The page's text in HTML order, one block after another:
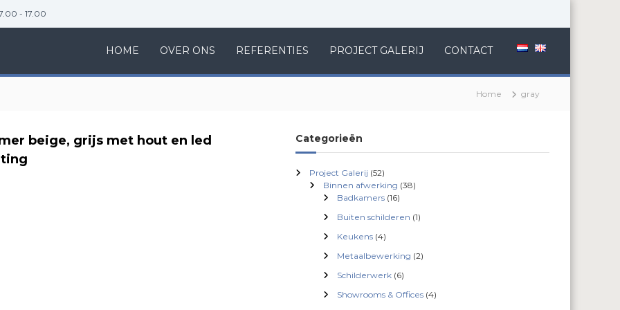
- 17.00
HOME OVER ONS REFERENTIES PROJECT GALERIJ CONTACT
Home gray
beige, grijs met hout en led
Categorieën
Project Galerij (52)
Binnen afwerking (38)
Badkamers(16)
Buiten schilderen (1)
Keukens(4)
Metaalbewerking (2)
Schilderwerk(6)
Showrooms & Offices(4)